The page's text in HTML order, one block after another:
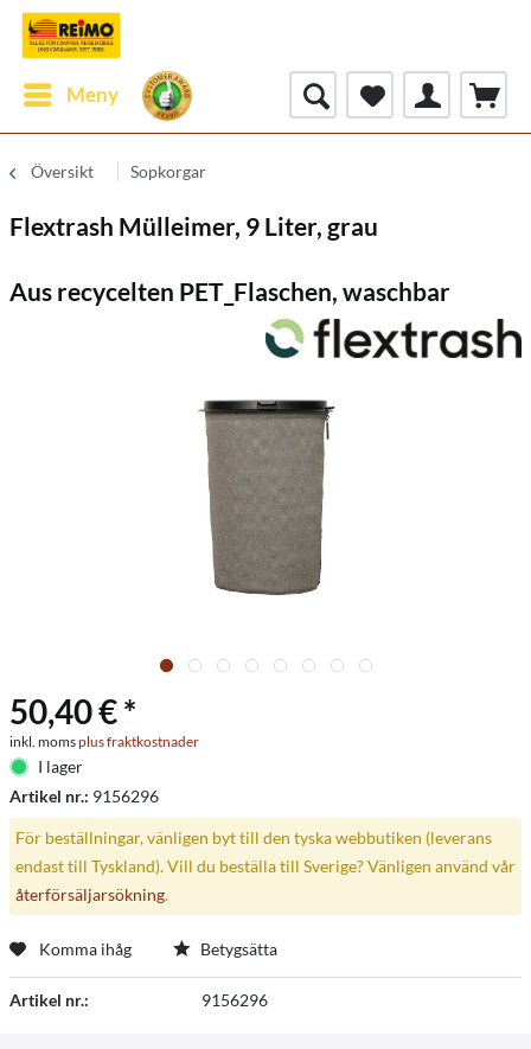
Meny
Översikt Sopkorgar
Flextrash Mülleimer, 9 Liter, grau
Aus recycelten PET_Flaschen, waschbar
50,40 € *
inkl. momsplus fraktkostnader
I lager
Artikel nr.: 9156296
För beställningar, vänligen byt till den tyska webbutiken (leverans
endast till Tyskland). Vill du beställa till Sverige? Vänligen använd vår
återförsäljarsökning.
Komma ihåg Betygsätta
Artikel nr.: 9156296